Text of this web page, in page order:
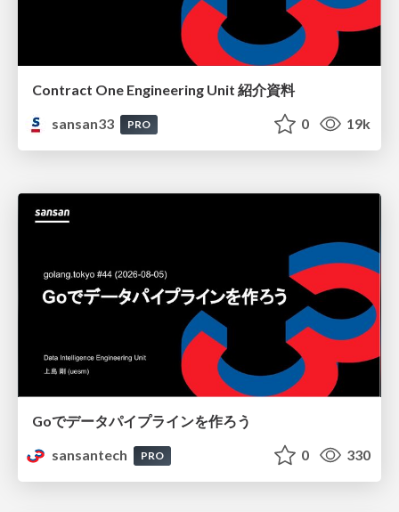
Contract One Engineering Unit 紹介資料
sansan33
PRO 0 19k
Goでデータパイプラインを作ろう
sansantech
PRO 0 330